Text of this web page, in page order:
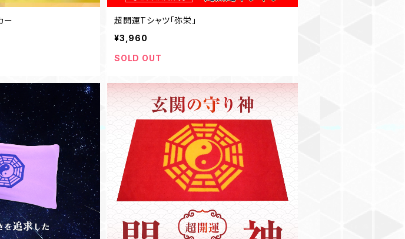
ー
超開運Tシャツ「弥栄」
¥3,960
SOLD OUT